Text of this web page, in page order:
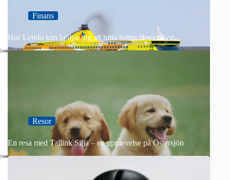
Finans
Hur Lendo kan hjälpa dig att hitta bättre lånevillkor
Resor
En resa med Tallink Silja – en upplevelse på Östersjön